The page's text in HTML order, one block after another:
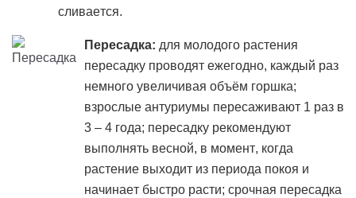
сливается.
Пересадка: для молодого растения
пересадку проводят ежегодно, каждый раз
немного увеличивая объём горшка;
взрослые антуриумы пересаживают 1 раз в
3 – 4 года; пересадку рекомендуют
выполнять весной, в момент, когда
растение выходит из периода покоя и
начинает быстро расти; срочная пересадка